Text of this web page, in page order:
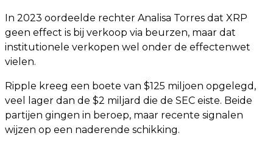
In 2023 oordeelde rechter Analisa Torres dat XRP
geen effect is bij verkoop via beurzen, maar dat
institutionele verkopen wel onder de effectenwet
vielen.
Ripple kreeg een boete van $125 miljoen opgelegd,
veel lager dan de $2 miljard die de SEC eiste. Beide
partijen gingen in beroep, maar recente signalen
wijzen op een naderende schikking.